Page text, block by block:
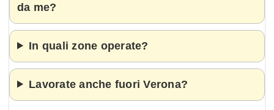
da me?
In quali zone operate?
Lavorate anche fuori Verona?